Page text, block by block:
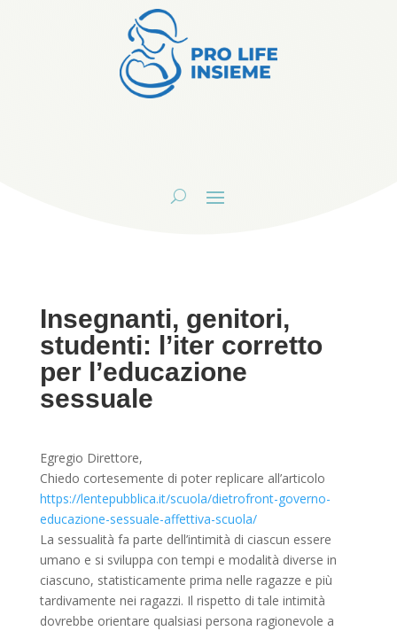
Insegnanti, genitori,
studenti: l’iter corretto
per l’educazione
sessuale
Egregio Direttore,
Chiedo cortesemente di poter replicare all’articolo
https://lentepubblica.it/scuola/dietrofront-governo-
educazione-sessuale-affettiva-scuola/
La sessualità fa parte dell’intimità di ciascun essere
umano e si sviluppa con tempi e modalità diverse in
ciascuno, statisticamente prima nelle ragazze e più
tardivamente nei ragazzi. Il rispetto di tale intimità
dovrebbe orientare qualsiasi persona ragionevole a